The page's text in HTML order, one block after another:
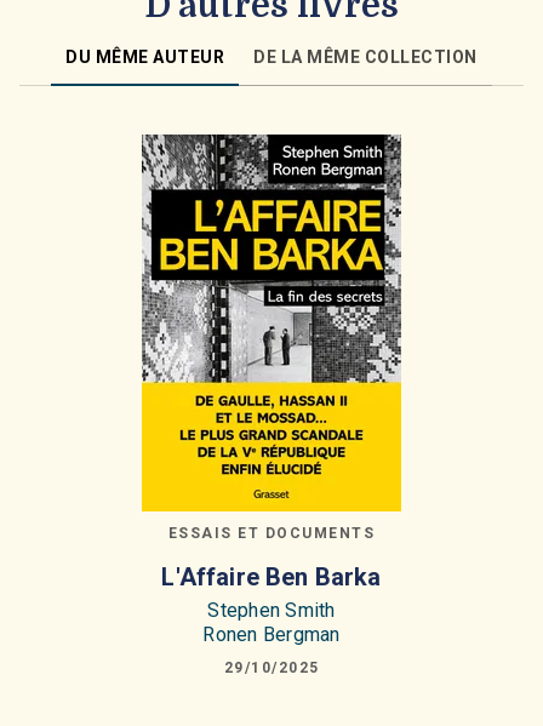
DU MÊME AUTEUR DE LA MÊME COLLECTION
ESSAIS ET DOCUMENTS
L'Affaire Ben Barka
Stephen Smith
Ronen Bergman
29/10/2025